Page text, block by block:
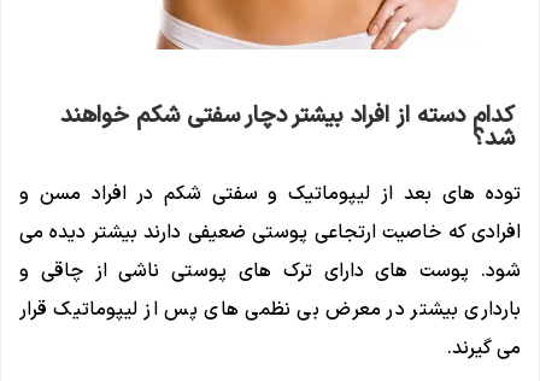
کدام دسته از افراد بیشتر دچار سفتی شکم خواهند
شد؟
توده های بعد از لیپوماتیک و سفتی شکم در افراد مسن و
افرادی که خاصیت ارتجاعی پوستی ضعیفی دارند بیشتر دیده می
شود. پوست های دارای ترک های پوستی ناشی از چاقی و
بارداری بیشتر در معرض بی نظمی های پس از لیپوماتیک قرار
می گیرند.